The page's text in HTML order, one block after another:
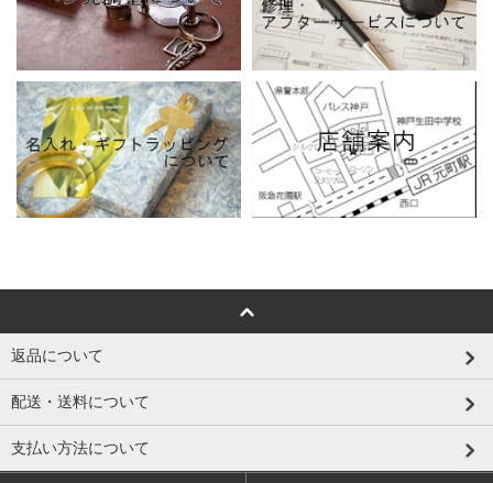
返品について
配送・送料について
支払い方法について